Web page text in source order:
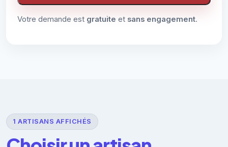
Votre demande est gratuite et sans engagement.
1 ARTISANS AFFICHÉS